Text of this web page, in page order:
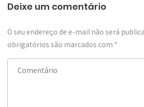
Deixe um comentário
O seu endereço de e-mail não será
obrigatórios são marcados com *